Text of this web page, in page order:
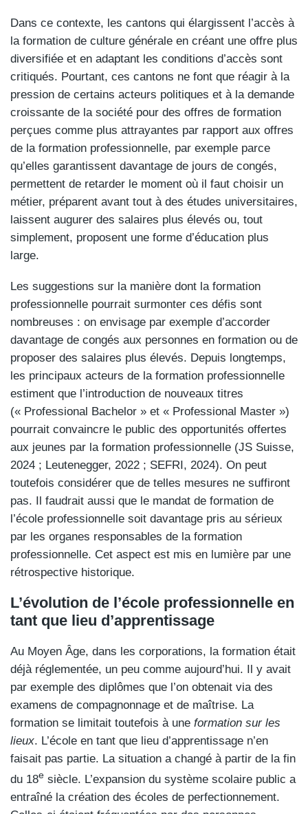
Dans ce contexte, les cantons qui élargissent l’accès à
la formation de culture générale en créant une offre plus
diversifiée et en adaptant les conditions d’accès sont
critiqués. Pourtant, ces cantons ne font que réagir à la
pression de certains acteurs politiques et à la demande
croissante de la société pour des offres de formation
perçues comme plus attrayantes par rapport aux offres
de la formation professionnelle, par exemple parce
qu’elles garantissent davantage de jours de congés,
permettent de retarder le moment où il faut choisir un
métier, préparent avant tout à des études universitaires,
laissent augurer des salaires plus élevés ou, tout
simplement, proposent une forme d’éducation plus
large.
Les suggestions sur la manière dont la formation
professionnelle pourrait surmonter ces défis sont
nombreuses : on envisage par exemple d’accorder
davantage de congés aux personnes en formation ou de
proposer des salaires plus élevés. Depuis longtemps,
les principaux acteurs de la formation professionnelle
estiment que l’introduction de nouveaux titres
(« Professional Bachelor » et « Professional Master »)
pourrait convaincre le public des opportunités offertes
aux jeunes par la formation professionnelle (JS Suisse,
2024 ; Leutenegger, 2022 ; SEFRI, 2024). On peut
toutefois considérer que de telles mesures ne suffiront
pas. Il faudrait aussi que le mandat de formation de
l’école professionnelle soit davantage pris au sérieux
par les organes responsables de la formation
professionnelle. Cet aspect est mis en lumière par une
rétrospective historique.
L’évolution de l’école professionnelle en
tant que lieu d’apprentissage
Au Moyen Âge, dans les corporations, la formation était
déjà réglementée, un peu comme aujourd’hui. Il y avait
par exemple des diplômes que l’on obtenait via des
examens de compagnonnage et de maîtrise. La
formation se limitait toutefois à une formation sur les
lieux. L’école en tant que lieu d’apprentissage n’en
faisait pas partie. La situation a changé à partir de la fin
du 18e siècle. L’expansion du système scolaire public a
entraîné la création des écoles de perfectionnement.